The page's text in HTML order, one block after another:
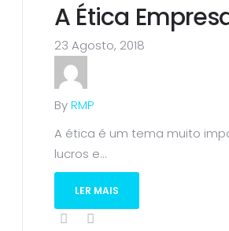
A Ética
23 Agosto, 2018
ByRMP
A ética é um tema muito
lucros e...
LER MAIS